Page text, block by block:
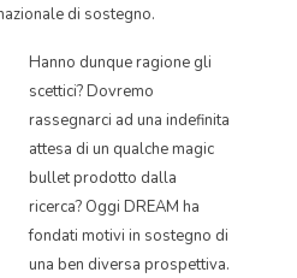
di sostegno.
Hanno dunque ragione gli
scettici? Dovremo
rassegnarci ad una indefinita
attesa di un qualche magic
bullet prodotto dalla
ricerca? Oggi DREAM ha
fondati motivi in sostegno di
una ben diversa prospettiva.